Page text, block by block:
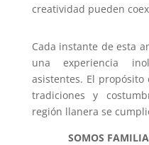
creatividad pueden
Cada instante de esta
una experiencia
asistentes. El
tradiciones y
región llanera se
SOMOS